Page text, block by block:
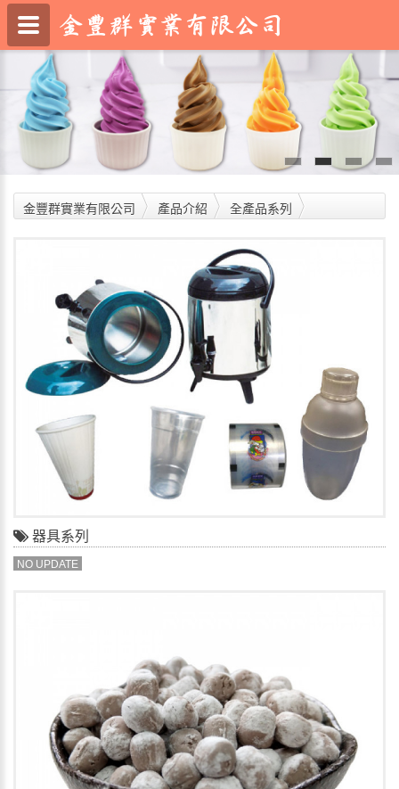
金豐群實業有限公司 產品介紹 全產品系列
器具系列
NO UPDATE